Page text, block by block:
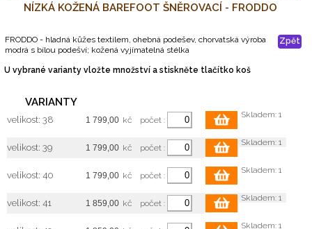
NÍZKÁ KOŽENÁ BAREFOOT ŠNĚROVACÍ - FRODDO
Zpět
FRODDO - hladná kůžes textilem, ohebná podešev, chorvatská výroba
modrá s bílou podešví; kožená vyjímatelná stélka
U vybrané varianty vložte množství a stiskněte tlačítko koš
VARIANTY
velikost: 38 kč počet :
Skladem: 1
velikost: 39 kč počet :
Skladem: 1
velikost: 40 kč počet :
Skladem: 1
velikost: 41 kč počet :
Skladem: 1
Skladem: 1